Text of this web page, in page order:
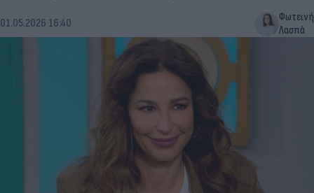
01.05.2026 16:40
Φωτεινή
Λασπά